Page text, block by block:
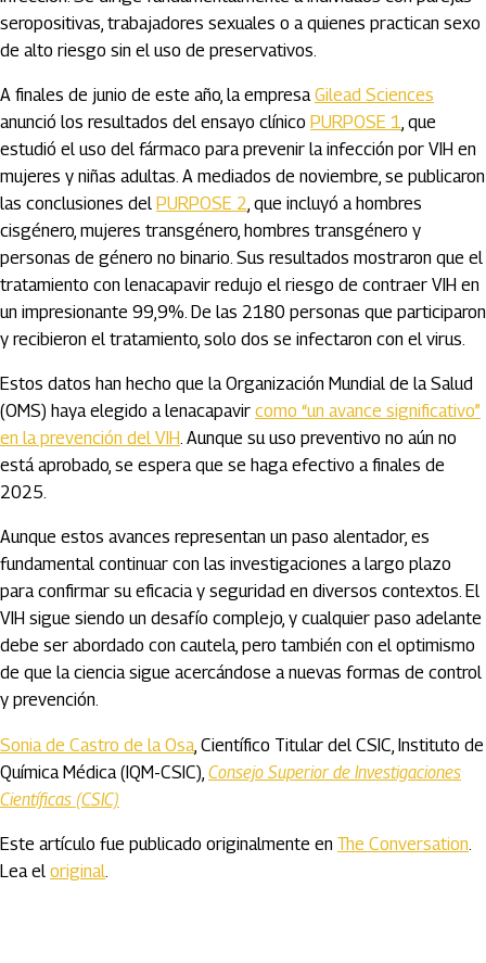
seropositivas, trabajadores sexuales o a quienes practican sexo
de alto riesgo sin el uso de preservativos.
A finales de junio de este año, la empresaGilead Sciences
anunció los resultados del ensayo clínico PURPOSE 1, que
estudió el uso del fármaco para prevenir la infección por VIH en
mujeres y niñas adultas. A mediados de noviembre, se publicaron
las conclusiones del PURPOSE 2, que incluyó a hombres
cisgénero, mujeres transgénero, hombres transgénero y
personas de género no binario. Sus resultados mostraron que el
tratamiento con lenacapavir redujo el riesgo de contraer VIH en
un impresionante 99,9%. De las 2180 personas que participaron
y recibieron el tratamiento, solo dos se infectaron con el virus.
Estos datos han hecho que la Organización Mundial de la Salud
(OMS) haya elegido a lenacapavir como “un avance significativo”
en la prevención del VIH. Aunque su uso preventivo no aún no
está aprobado, se espera que se haga efectivo a finales de
2025.
Aunque estos avances representan un paso alentador, es
fundamental continuar con las investigaciones a largo plazo
para confirmar su eficacia y seguridad en diversos contextos. El
VIH sigue siendo un desafío complejo, y cualquier paso adelante
debe ser abordado con cautela, pero también con el optimismo
de que la ciencia sigue acercándose a nuevas formas de control
y prevención.
Sonia de Castro de la Osa, Científico Titular del CSIC, Instituto de
Química Médica (IQM-CSIC), Consejo Superior de Investigaciones
Científicas (CSIC)
Este artículo fue publicado originalmente en The Conversation.
Lea el original.